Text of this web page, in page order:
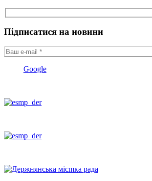
Підписатися на новини
Google